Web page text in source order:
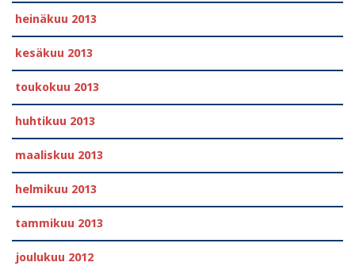
heinäkuu 2013
kesäkuu 2013
toukokuu 2013
huhtikuu 2013
maaliskuu 2013
helmikuu 2013
tammikuu 2013
joulukuu 2012